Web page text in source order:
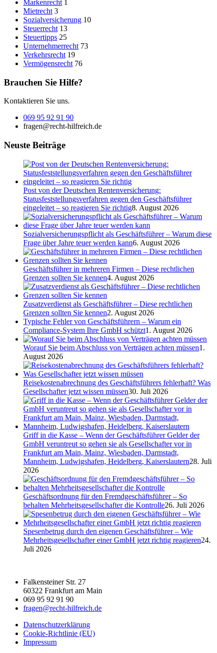
Markenrecht 1
Mietrecht 3
Sozialversicherung 10
Steuerrecht 13
Steuertipps 25
Unternehmerrecht 73
Verkehrsrecht 19
Vermögensrecht 76
Brauchen Sie Hilfe?
Kontaktieren Sie uns.
069 95 92 91 90
fragen@recht-hilfreich.de
Neuste Beiträge
Post von der Deutschen Rentenversicherung:
Statusfeststellungsverfahren gegen den Geschäftsführer
eingeleitet – so reagieren Sie richtig8. August 2026
Sozialversicherungspflicht als Geschäftsführer – Warum diese
Frage über Jahre teuer werden kann6. August 2026
Geschäftsführer in mehreren Firmen – Diese rechtlichen
Grenzen sollten Sie kennen4. August 2026
Zusatzverdienst als Geschäftsführer – Diese rechtlichen
Grenzen sollten Sie kennen2. August 2026
Typische Fehler von Geschäftsführern – Warum ein
Compliance-System Ihre GmbH schützt1. August 2026
Worauf Sie beim Abschluss von Verträgen achten müssen1.
August 2026
Reisekostenabrechnung des Geschäftsführers fehlerhaft? Was
Gesellschafter jetzt wissen müssen30. Juli 2026
Griff in die Kasse – Wenn der Geschäftsführer Gelder der
GmbH veruntreut so gehen sie als Gesellschafter vor in
Frankfurt am Main, Mainz, Wiesbaden, Darmstadt,
Mannheim, Ludwigshafen, Heidelberg, Kaiserslautern28. Juli
2026
Geschäftsordnung für den Fremdgeschäftsführer – So
behalten Mehrheitsgesellschafter die Kontrolle26. Juli 2026
Spesenbetrug durch den eigenen Geschäftsführer – Wie
Mehrheitsgesellschafter einer GmbH jetzt richtig reagieren24.
Juli 2026
Falkensteiner Str. 27
60322 Frankfurt am Main
069 95 92 91 90
fragen@recht-hilfreich.de
Datenschutzerklärung
Cookie-Richtlinie (EU)
Impressum